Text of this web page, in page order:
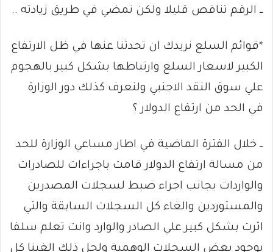
ــ الرقم تناقص قليلا ولكن نمضي في طريق زيادته ..
*قوائم السلع نريدك ان تحدثنا عنها في ظل الارتفاع
الكبير لاسعار السلع وارتباطها بشكل كبير بالهجوم
علي سوق النقد الاجنبي ولنعرف كذلك دور الوزارة
في الحد من ارتفاع الدولار ؟
ــ خلال الفترة الماضية في اطار مساعي الوزارة للحد
من مسالة ارتفاع الدولار قامت باجراءات للصادرات
والواردات بجانب اجراء ضبط لسجلات المصدرين
والمستوردين والغاء كل السجلات السابقة والتي
اثرت بشكل كبير علي الصادر والوارد وانت تعلم سلفا
بوجود بعض السجلات الوهمية ولحل ذلك الغينا كل